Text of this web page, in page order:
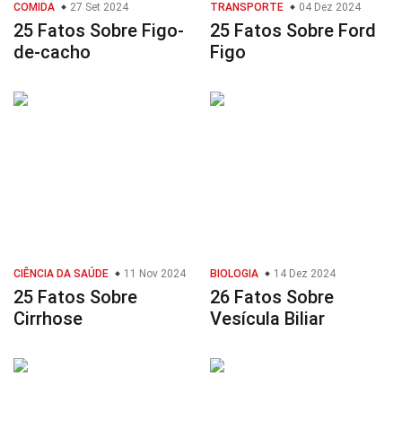
COMIDA 27 Set 2024
25 Fatos Sobre Figo-
de-cacho
TRANSPORTE 04 Dez 2024
25 Fatos Sobre Ford
Figo
CIÊNCIA DA SAÚDE 11 Nov 2024
25 Fatos Sobre
Cirrhose
BIOLOGIA 14 Dez 2024
26 Fatos Sobre
Vesícula Biliar